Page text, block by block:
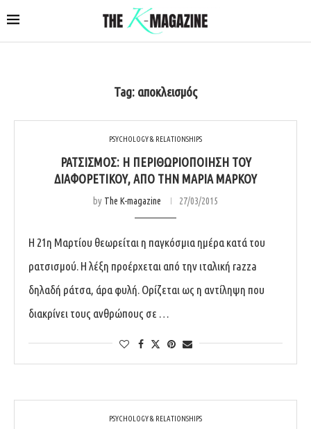
Tag: αποκλεισμός
PSYCHOLOGY & RELATIONSHIPS
ΡΑΤΣΙΣΜΌΣ: Η ΠΕΡΙΘΩΡΙΟΠΟΊΗΣΗ ΤΟΥ
ΔΙΑΦΟΡΕΤΙΚΟΎ, ΑΠΌ ΤΗΝ ΜΑΡΊΑ ΜΆΡΚΟΥ
by The K-magazine 27/03/2015
Η 21η Μαρτίου θεωρείται η παγκόσμια ημέρα κατά του
ρατσισμού. Η λέξη προέρχεται από την ιταλική razza
δηλαδή ράτσα, άρα φυλή. Ορίζεται ως η αντίληψη που
διακρίνει τους ανθρώπους σε …
PSYCHOLOGY & RELATIONSHIPS